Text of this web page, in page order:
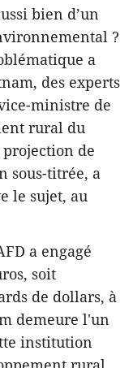
bien d’un
?
a
des experts
ministre de
rural du
de
sous-titrée, a
le sujet, au
a engagé
soit
de dollars, à
demeure l'un
institution